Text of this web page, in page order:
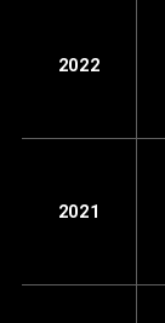
2022
2021